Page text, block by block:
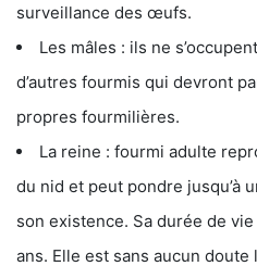
surveillance des œufs.
Les mâles : ils ne
d’autres fourmis qui devront
propres fourmilières.
La reine : fourmi adulte
du nid et peut pondre jusqu’à
son existence. Sa durée de
ans. Elle est sans aucun